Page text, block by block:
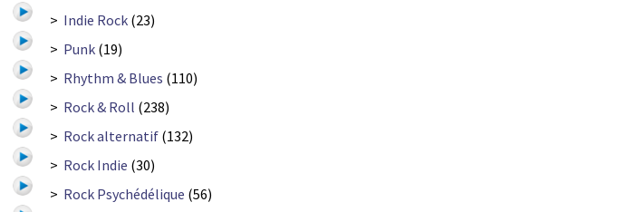
> Indie Rock (23)
> Punk (19)
> Rhythm & Blues (110)
> Rock & Roll (238)
> Rock alternatif (132)
> Rock Indie (30)
> Rock Psychédélique (56)